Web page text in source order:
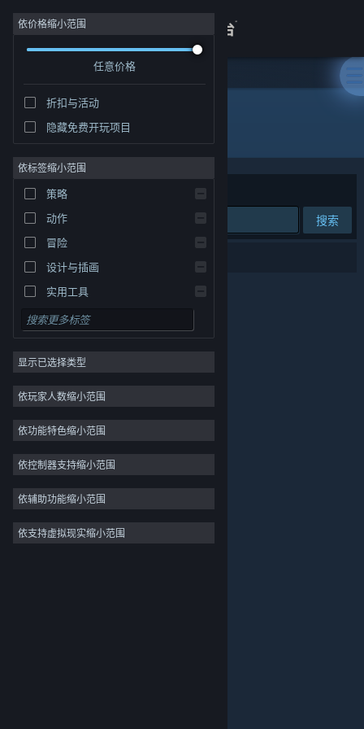
登录
关于
客服
关于蒸汽平台|退款政策|软件许可服务协议
个人信息保护政策|个人信息出境告知书|
依价格缩小范围
任意价格
折扣与活动
隐藏免费开玩项目
依标签缩小范围
策略
动作
冒险
设计与插画
实用工具
免费开玩
角色扮演
大型多人在线
独立
休闲
模拟
竞速
体育
视频制作
显示已选择类型
依玩家人数缩小范围
依功能特色缩小范围
依控制器支持缩小范围
依辅助功能缩小范围
依支持虚拟现实缩小范围
发行商: 上海胖布丁网络科技有限公司
排序依据 相关性
搜索
0 个匹配的搜索结果。